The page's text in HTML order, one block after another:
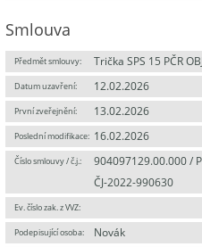
Smlouva
Předmět smlouvy: Trička SPS 15 PČR
Datum uzavření: 12.02.2026
První zveřejnění: 13.02.2026
Poslední modifikace: 16.02.2026
Číslo smlouvy / č.j.:
904097129.00.000 /
ČJ-2022-990630
Ev. číslo zak. z VVZ:
Podepisující osoba: Novák